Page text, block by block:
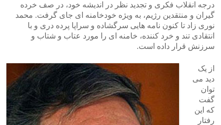
درجه انقلاب فکری و تجدید نظر در اندیشه خود، در صف خرده
گیران و منتقدین رژیم، به ویژه خودخامنه ای جای گرفت. محمد
نوری زاد تا کنون نامه هایی سرگشاده و سراپا پرده دری و با
انتقادی تند و خرد کننده، خامنه ای را مورد عتاب و شتاب و
سرزنش قرار داده است.
از یک
دید می
توان
گفت
که این
رفتار